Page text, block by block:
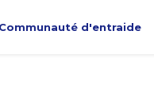
Communauté d'entraide